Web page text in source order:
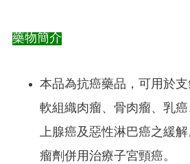
藥物簡介
本品為抗癌藥品，可用於支
軟組織肉瘤、骨肉瘤、乳
上腺癌及惡性淋巴癌之緩
瘤劑併用治療子宮頸癌。